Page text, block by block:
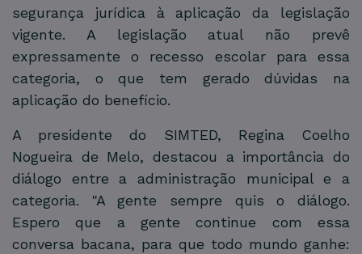
segurança jurídica à aplicação da legislação
vigente. A legislação atual não prevê
expressamente o recesso escolar para essa
categoria, o que tem gerado dúvidas na
aplicação do benefício.
A presidente do SIMTED, Regina Coelho
Nogueira de Melo, destacou a importância do
diálogo entre a administração municipal e a
categoria. "A gente sempre quis o diálogo.
Espero que a gente continue com essa
conversa bacana, para que todo mundo ganhe: